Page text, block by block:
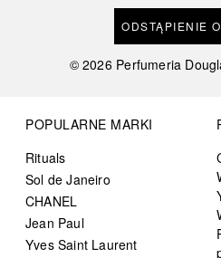
ODSTĄPIENIE
©2026 Perfumeria
POPULARNE MARKI
Rituals
Sol de Janeiro
CHANEL
Jean Paul
Yves Saint Laurent